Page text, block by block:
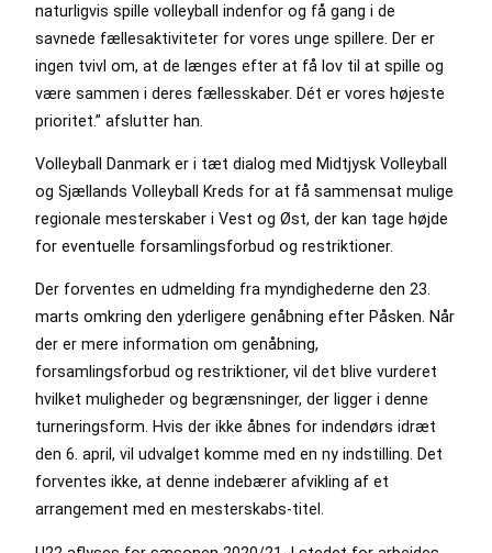
naturligvis spille volleyball indenfor og få gang i de
savnede fællesaktiviteter for vores unge spillere. Der er
ingen tvivl om, at de længes efter at få lov til at spille og
være sammen i deres fællesskaber. Dét er vores højeste
prioritet.” afslutter han.
Volleyball Danmark er i tæt dialog med Midtjysk Volleyball
og Sjællands Volleyball Kreds for at få sammensat mulige
regionale mesterskaber i Vest og Øst, der kan tage højde
for eventuelle forsamlingsforbud og restriktioner.
Der forventes en udmelding fra myndighederne den 23.
marts omkring den yderligere genåbning efter Påsken. Når
der er mere information om genåbning,
forsamlingsforbud og restriktioner, vil det blive vurderet
hvilket muligheder og begrænsninger, der ligger i denne
turneringsform. Hvis der ikke åbnes for indendørs idræt
den 6. april, vil udvalget komme med en ny indstilling. Det
forventes ikke, at denne indebærer afvikling af et
arrangement med en mesterskabs-titel.